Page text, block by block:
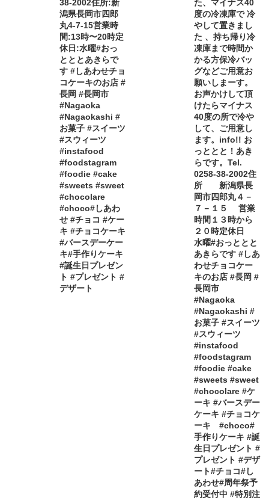
38-2002住所:新
潟県長岡市四郎
丸4-7-15営業時
間:13時〜20時定
休日:水曜#おっ
とととあきらで
す #しあわせチョ
コケーキのお店 #
長岡 #長岡市
#Nagaoka
#Nagaokashi #
お菓子 #スイーツ
#スウィーツ
#instafood
#foodstagram
#foodie #cake
#sweets #sweet
#chocolare
#choco#しあわ
せ #チョコ #ケー
キ #チョコケーキ
#バースデーケー
キ#手作りケーキ
#誕生日プレゼン
ト #プレゼント #
デザート
た、マイナス40
度の冷凍庫で 冷
やして置きまし
た 、持ち帰り冷
凍庫まで時間か
かる方保冷バッ
グなどご用意お
願いしまーす。
お声かけして頂
けたらマイナス
40度の所で冷や
して、ご用意し
ます。info!! お
っととと！あき
らです。Tel.
0258-38-2002住
所 新潟県長
岡市四郎丸４－
７－１５ 営業
時間１３時から
２０時定休日
水曜#おっととと
あきらです #しあ
わせチョコケー
キのお店 #長岡 #
長岡市
#Nagaoka
#Nagaokashi #
お菓子 #スイーツ
#スウィーツ
#instafood
#foodstagram
#foodie #cake
#sweets #sweet
#chocolare #ケ
ーキ #バースデー
ケーキ #チョコケ
ーキ #choco#
手作りケーキ #誕
生日プレゼント #
プレゼント #デザ
ート#チョコ#し
あわせ#周年祭予
約受付中 #特別注